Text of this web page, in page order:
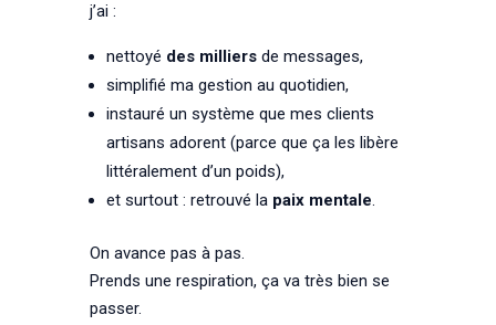
j’ai :
nettoyé des milliersde messages,
simplifié ma gestion au quotidien,
instauré un système que mes clients
artisans adorent (parce que ça les libère
littéralement d’un poids),
et surtout : retrouvé la paix mentale.
On avance pas à pas.
Prends une respiration, ça va très bien se
passer.